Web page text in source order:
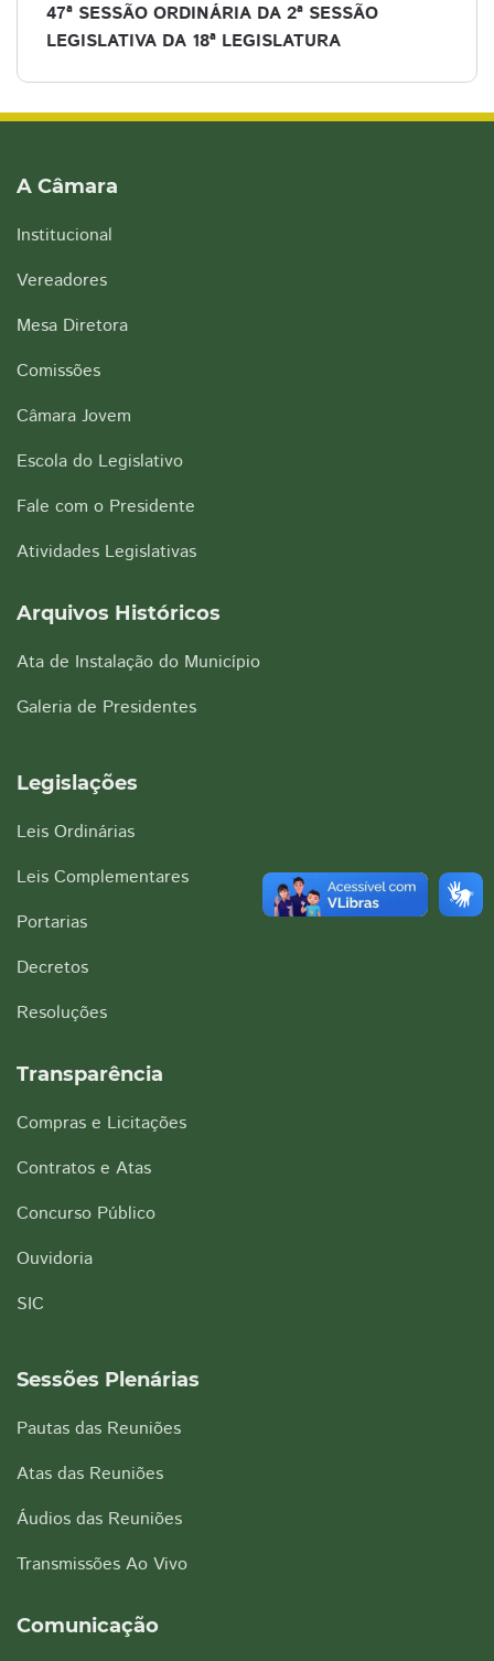
47ª SESSÃO ORDINÁRIA DA 2ª SESSÃO
LEGISLATIVA DA 18ª LEGISLATURA
A Câmara
Institucional
Vereadores
Mesa Diretora
Comissões
Câmara Jovem
Escola do Legislativo
Fale com o Presidente
Atividades Legislativas
Arquivos Históricos
Ata de Instalação do Município
Galeria de Presidentes
Legislações
Leis Ordinárias
Leis Complementares
Portarias
Decretos
Resoluções
Transparência
Compras e Licitações
Contratos e Atas
Concurso Público
Ouvidoria
SIC
Sessões Plenárias
Pautas das Reuniões
Atas das Reuniões
Áudios das Reuniões
Transmissões Ao Vivo
Comunicação